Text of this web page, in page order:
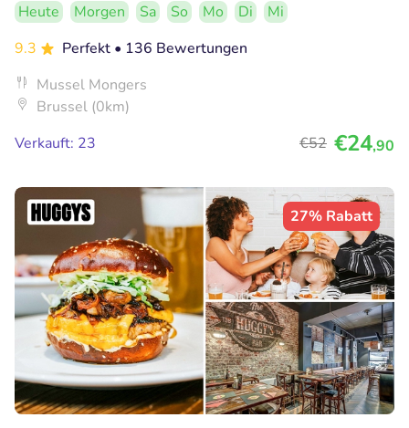
Heute Morgen Sa So Mo Di
Mi
9.3
Perfekt • 136 Bewertungen
Mussel Mongers
Brussel (0km)
Verkauft: 23
€52 €24,90
27% Rabatt